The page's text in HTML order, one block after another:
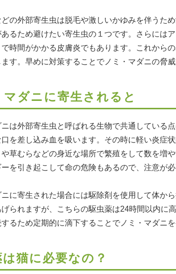
どの外部寄生虫は脱毛や激しいかゆみを伴うた
あるため避けたい寄生虫の１つです。さらには
で時間がかかる皮膚炎でもあります。これから
ます。早めに対策することでノミ・マダニの脅
マダニに寄生されると
ニは外部寄生虫と呼ばれる生物で共通している
を差し込み血を吸います。その時に軽い炎症
や草むらなどの身近な場所で繁殖をして数を増
を引き起こして命の危険もあるので、注意が必
ニに寄生された場合には駆除剤を使用して体か
げられますが、こちらの駆虫薬は24時間以内に
るため定期的に滴下することでノミ・マダニ
猫に必要なの？